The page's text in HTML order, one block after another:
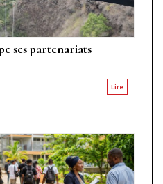
ses partenariats
Lire